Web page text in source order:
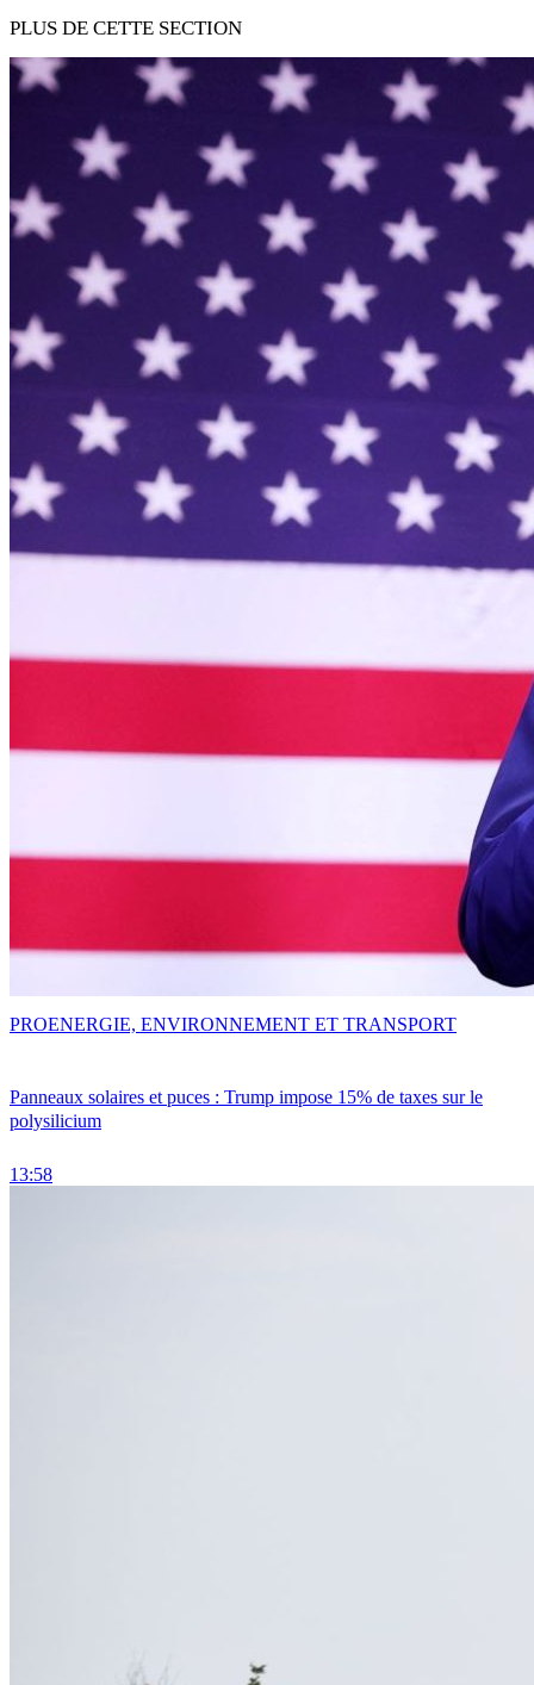
PLUS DE CETTE SECTION
Panneaux solaires et puces : Trump impose 15% de taxes sur le
polysilicium
13:58
PROENERGIE, ENVIRONNEMENT ET TRANSPORT